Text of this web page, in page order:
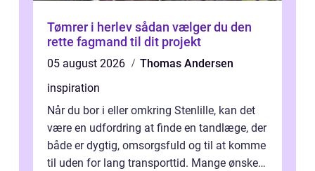
Tømrer i herlev sådan vælger du den
rette fagmand til dit projekt
05 august 2026
Thomas Andersen
inspiration
Når du bor i eller omkring Stenlille, kan det
være en udfordring at finde en tandlæge, der
både er dygtig, omsorgsfuld og til at komme
til uden for lang transporttid. Mange ønsker